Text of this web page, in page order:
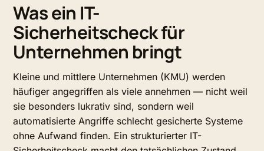
Was ein IT-
Sicherheitscheck für
Unternehmen bringt
Kleine und mittlere Unternehmen (KMU) werden
häufiger angegriffen als viele annehmen — nicht weil
sie besonders lukrativ sind, sondern weil
automatisierte Angriffe schlecht gesicherte Systeme
ohne Aufwand finden. Ein strukturierter IT-